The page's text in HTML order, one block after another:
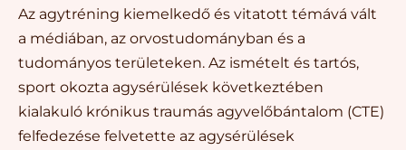
Az agytréning kiemelkedő és vitatott témává vált
a médiában, az orvostudományban és a
tudományos területeken. Az ismételt és tartós,
sport okozta agysérülések következtében
kialakuló krónikus traumás agyvelőbántalom (CTE)
felfedezése felvetette az agysérülések